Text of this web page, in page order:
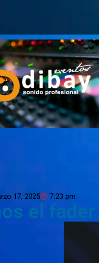
17, 2025 7:23 pm
el